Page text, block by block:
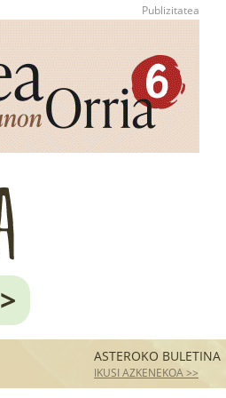
>
ASTEROKO BULETINA
IKUSI AZKENEKOA >>